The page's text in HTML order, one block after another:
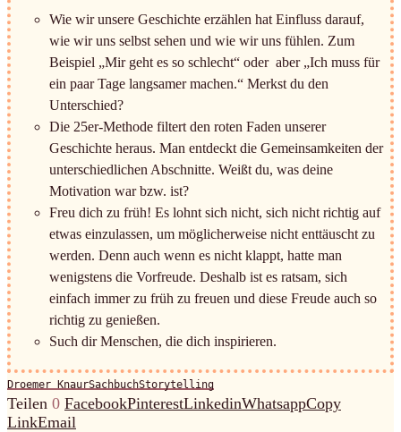
Wie wir unsere Geschichte erzählen hat Einfluss darauf,
wie wir uns selbst sehen und wie wir uns fühlen. Zum
Beispiel „Mir geht es so schlecht“ oder aber „Ich muss für
ein paar Tage langsamer machen.“ Merkst du den
Unterschied?
Die 25er-Methode filtert den roten Faden unserer
Geschichte heraus. Man entdeckt die Gemeinsamkeiten der
unterschiedlichen Abschnitte. Weißt du, was deine
Motivation war bzw. ist?
Freu dich zu früh! Es lohnt sich nicht, sich nicht richtig auf
etwas einzulassen, um möglicherweise nicht enttäuscht zu
werden. Denn auch wenn es nicht klappt, hatte man
wenigstens die Vorfreude. Deshalb ist es ratsam, sich
einfach immer zu früh zu freuen und diese Freude auch so
richtig zu genießen.
Such dir Menschen, die dich inspirieren.
Droemer KnaurSachbuchStorytelling
Teilen 0 FacebookPinterestLinkedinWhatsappCopy
LinkEmail